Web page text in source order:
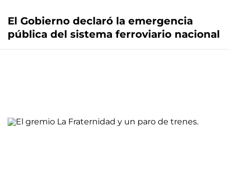
El Gobierno declaró la emergencia
pública del sistema ferroviario nacional